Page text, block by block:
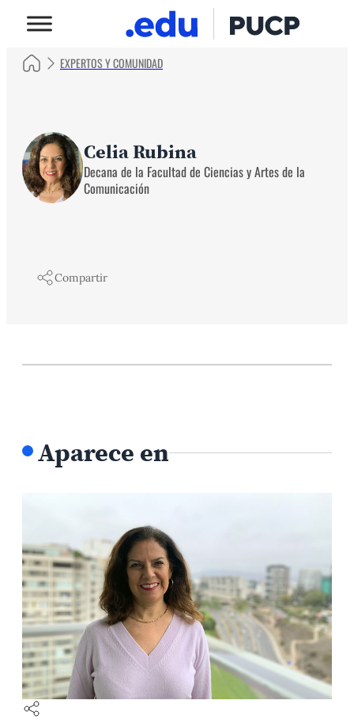
EXPERTOS Y COMUNIDAD
Celia Rubina
Decana de la Facultad de Ciencias y Artes de la
Comunicación
Compartir
Aparece en